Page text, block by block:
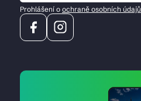
Prohlášení o ochraně osobních údajů